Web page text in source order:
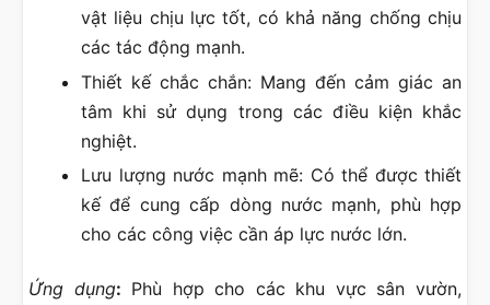
vật liệu chịu lực tốt, có khả năng chống chịu
các tác động mạnh.
Thiết kế chắc chắn: Mang đến cảm giác an
tâm khi sử dụng trong các điều kiện khắc
nghiệt.
Lưu lượng nước mạnh mẽ: Có thể được thiết
kế để cung cấp dòng nước mạnh, phù hợp
cho các công việc cần áp lực nước lớn.
Ứng dụng: Phù hợp cho các khu vực sân vườn,